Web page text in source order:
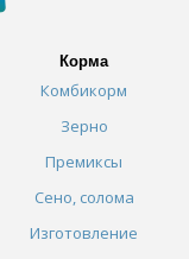
Корма
Комбикорм
Зерно
Премиксы
Сено, солома
Изготовление